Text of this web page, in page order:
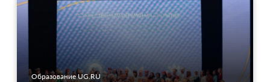
Образование UG.RU